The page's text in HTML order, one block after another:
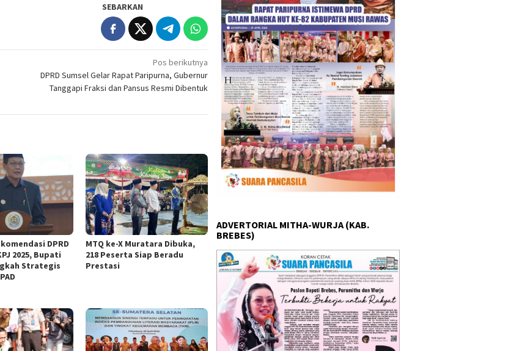
SEBARKAN
Pos berikutnya
DPRD Sumsel Gelar Rapat Paripurna, Gubernur
Tanggapi Fraksi dan Pansus Resmi Dibentuk
DPRD
2025, Bupati
Strategis
MTQ ke-X Muratara Dibuka,
218 Peserta Siap Beradu
Prestasi
ADVERTORIAL MITHA-WURJA (KAB.
BREBES)